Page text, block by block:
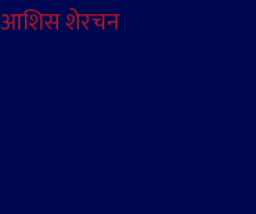
आशिस शेरचन